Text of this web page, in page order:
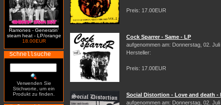
Ramones - Generatin'
steam heat - LP/orange
18.00EUR
Schnellsuche
Verwenden Sie
Stichworte, um ein
Produkt zu finden.
Preis: 17.00EUR
Cock Sparrer - Same - LP
aufgenommen am: Donnerstag, 02. Juli
Hersteller:
Preis: 17.00EUR
Social Distortion - Love and death -
aufgenommen am: Donnerstag, 02. Juli